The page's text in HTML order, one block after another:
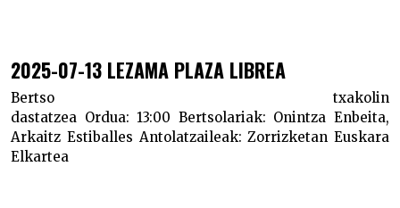
2025-07-13 LEZAMA PLAZA LIBREA
Bertso txakolin
dastatzea Ordua: 13:00 Bertsolariak: Onintza Enbeita,
Arkaitz Estiballes Antolatzaileak: Zorrizketan Euskara
Elkartea